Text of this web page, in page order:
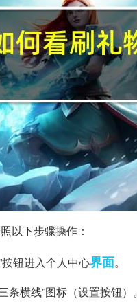
以下步骤操作：
钮进入个人中心界面。
横线”图标（设置按钮）。